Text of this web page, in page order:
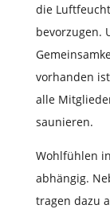
die
bevorzugen.
vorhanden
alle
saunieren.
Wohlfühlen
abhängig.
tragen dazu